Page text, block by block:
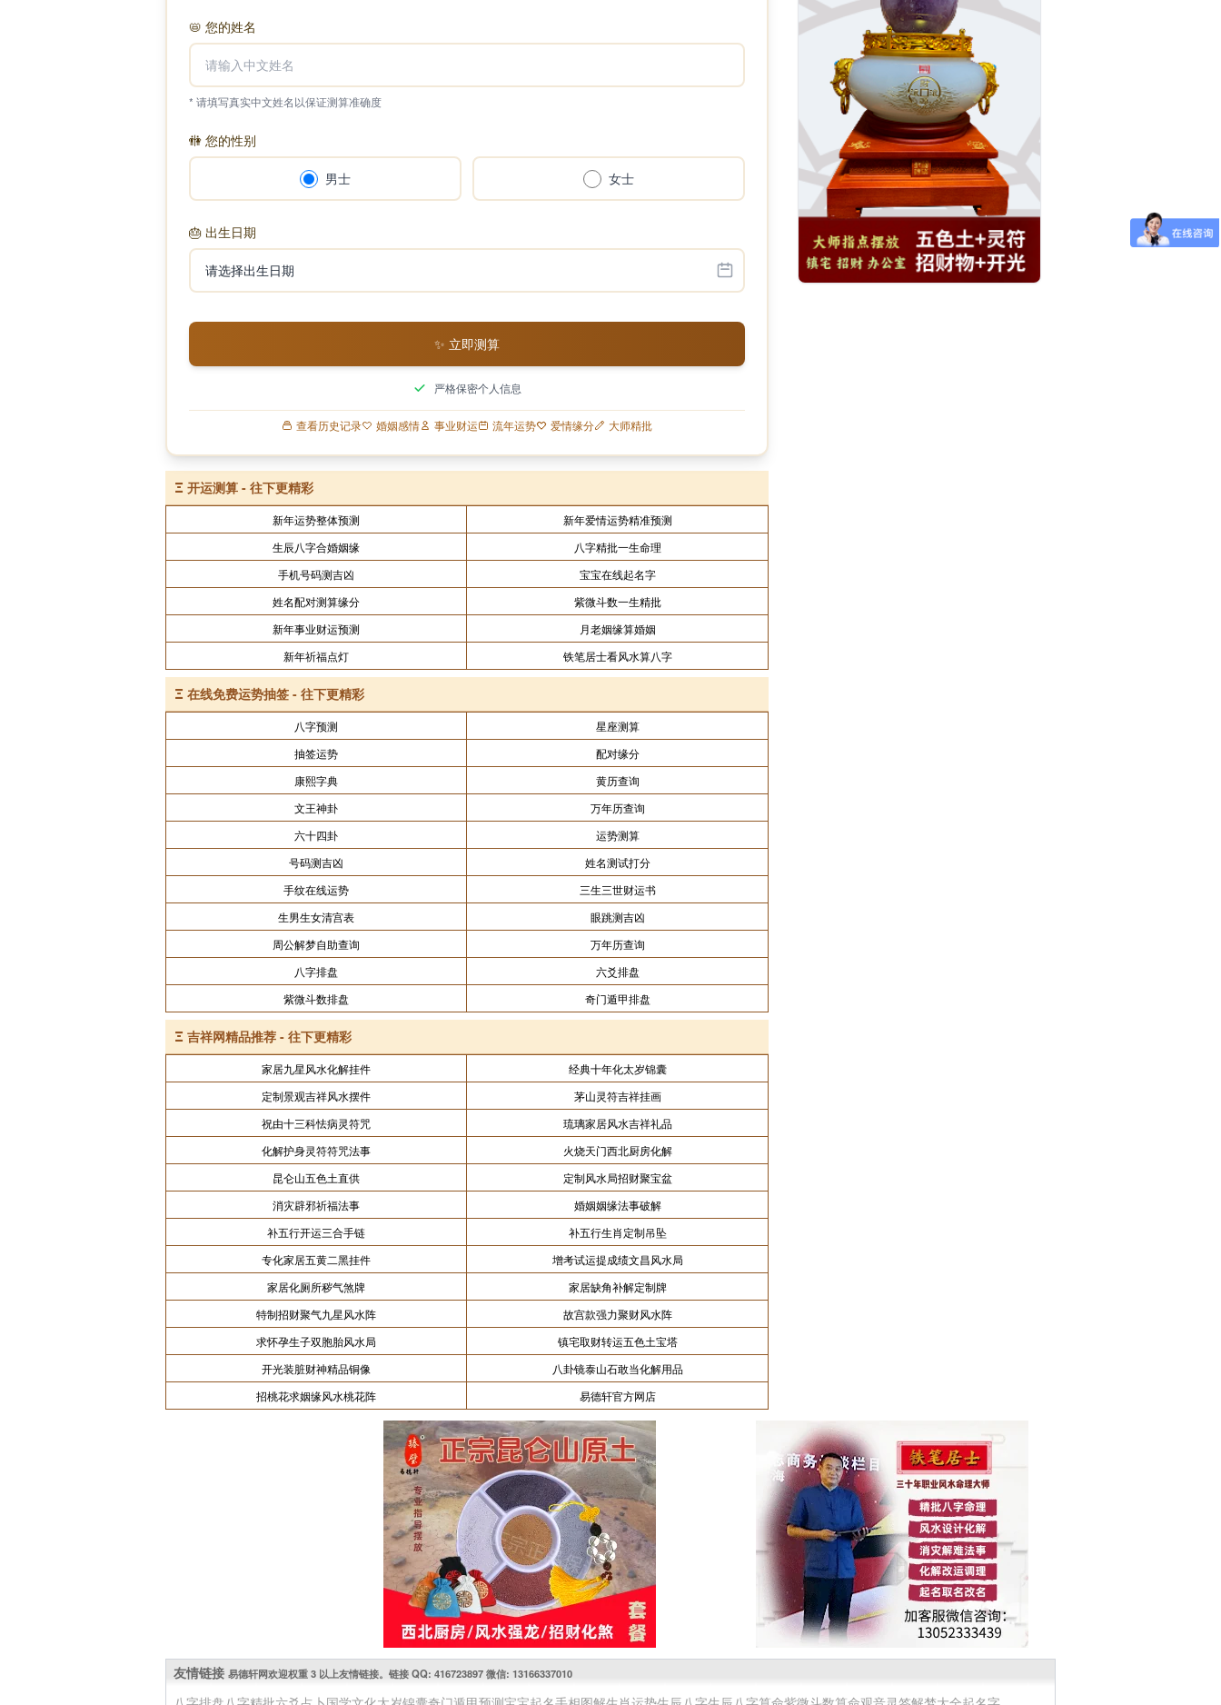
📛 您的姓名
* 请填写真实中文姓名以保证测算准确度
🚻 您的性别
男士 女士
🎂 出生日期
✨ 立即测算
严格保密个人信息
查看历史记录 婚姻感情 事业财运 流年运势 爱情缘分 大师精批
Ξ 开运测算 - 往下更精彩
新年运势整体预测
新年爱情运势精准预测
生辰八字合婚姻缘
八字精批一生命理
手机号码测吉凶
宝宝在线起名字
姓名配对测算缘分
紫微斗数一生精批
新年事业财运预测
月老姻缘算婚姻
新年祈福点灯
铁笔居士看风水算八字
Ξ 在线免费运势抽签 - 往下更精彩
八字预测
星座测算
抽签运势
配对缘分
康熙字典
黄历查询
文王神卦
万年历查询
六十四卦
运势测算
号码测吉凶
姓名测试打分
手纹在线运势
三生三世财运书
生男生女清宫表
眼跳测吉凶
周公解梦自助查询
万年历查询
八字排盘
六爻排盘
紫微斗数排盘
奇门遁甲排盘
Ξ 吉祥网精品推荐 - 往下更精彩
家居九星风水化解挂件
经典十年化太岁锦囊
定制景观吉祥风水摆件
茅山灵符吉祥挂画
祝由十三科怯病灵符咒
琉璃家居风水吉祥礼品
化解护身灵符符咒法事
火烧天门西北厨房化解
昆仑山五色土直供
定制风水局招财聚宝盆
消灾辟邪祈福法事
婚姻姻缘法事破解
补五行开运三合手链
补五行生肖定制吊坠
专化家居五黄二黑挂件
增考试运提成绩文昌风水局
家居化厕所秽气煞牌
家居缺角补解定制牌
特制招财聚气九星风水阵
故宫款强力聚财风水阵
求怀孕生子双胞胎风水局
镇宅取财转运五色土宝塔
开光装脏财神精品铜像
八卦镜泰山石敢当化解用品
招桃花求姻缘风水桃花阵
易德轩官方网店
友情链接 易德轩网欢迎权重 3 以上友情链接。链接 QQ: 416723897 微信: 13166337010